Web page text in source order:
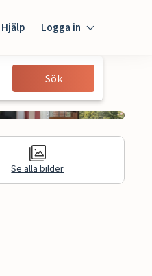
Hjälp Logga in
Gäst
Sök
Se alla bilder